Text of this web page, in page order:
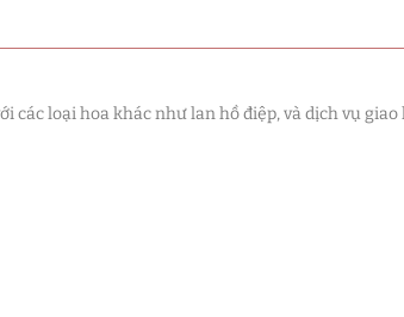
các loại hoa khác như lan hồ điệp, và dịch vụ